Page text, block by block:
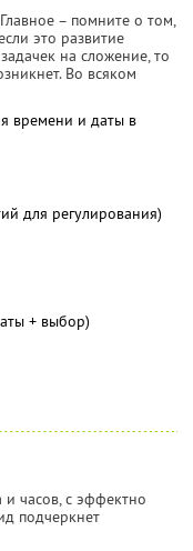
– помните о том,
это развитие
на сложение, то
Во всяком
времени и даты в
для регулирования)
+ выбор)
и часов, с эффектно
подчеркнет